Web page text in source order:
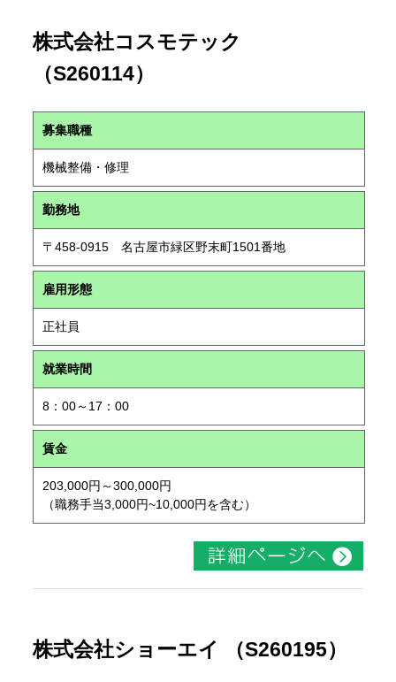
株式会社コスモテック
（S260114）
募集職種
機械整備・修理
勤務地
〒458-0915 名古屋市緑区野末町1501番地
雇用形態
正社員
就業時間
8：00～17：00
賃金
203,000円～300,000円
（職務手当3,000円~10,000円を含む）
株式会社ショーエイ （S260195）